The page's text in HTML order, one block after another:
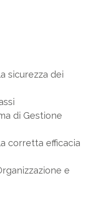
sicurezza dei
di Gestione
corretta efficacia
e